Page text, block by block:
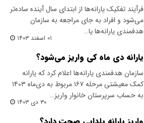
فرآیند تفکیک یارانه‌ها از ابتدای سال آینده ساده‌تر
می‌شود و افراد به جای مراجعه به سازمان
هدفمندی یارانه‌ها یا…
۰۱ اسفند ۱۴۰۳
یارانه دی ماه کی واریز می‌شود؟
سازمان هدفمندی یارانه‌ها اعلام کرد که یارانه
کمک معیشتی مرحله ۱۶۷ مربوط به دی‌ماه ۱۴۰۳
به حساب سرپرستان خانوار واریز…
۳۰ دی ۱۴۰۳